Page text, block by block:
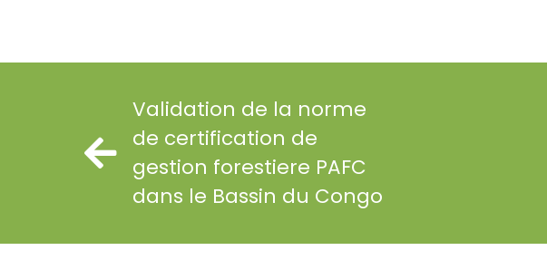
Validation de la norme
de certification de
gestion forestiere PAFC
dans le Bassin du Congo